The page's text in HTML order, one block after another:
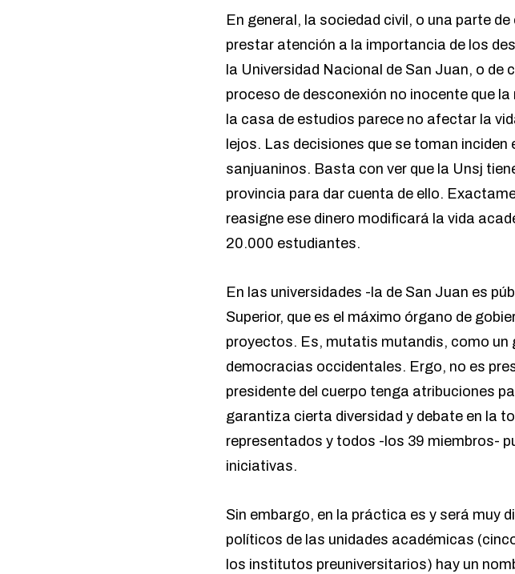
En general, la sociedad civil, o una parte
prestar atención a la importancia de los
la Universidad Nacional de San Juan, o de
proceso de desconexión no inocente que
la casa de estudios parece no afectar la
lejos. Las decisiones que se toman
sanjuaninos. Basta con ver que la Unsj
provincia para dar cuenta de ello.
reasigne ese dinero modificará la vida
20.000 estudiantes.
En las universidades -la de San Juan es
Superior, que es el máximo órgano de
proyectos. Es, mutatis mutandis, como un
democracias occidentales. Ergo, no es
presidente del cuerpo tenga atribuciones
garantiza cierta diversidad y debate en la
representados y todos -los 39 miembros-
iniciativas.
Sin embargo, en la práctica es y será muy
políticos de las unidades académicas
los institutos preuniversitarios) hay un